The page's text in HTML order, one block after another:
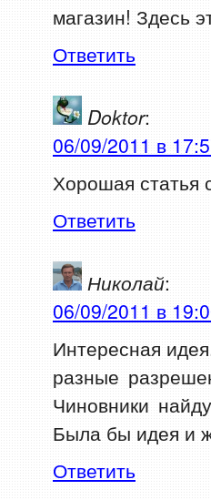
магазин! Здесь
Ответить
Doktor:
06/09/2011 в
Хорошая статья
Ответить
Николай:
06/09/2011 в
Интересная
разные
Чиновники
Была бы идея и
Ответить